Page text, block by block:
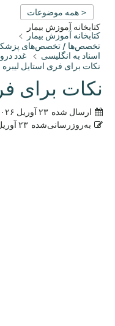
< همه موضوعات
کتابخانه آموزش بیمار
کتابخانه آموزش بیمار
تخصص‌ها / تخصص‌های
اسناد به انگلیسی
غدد
نکات برای فری استایل لیبره
نکات برای
ارسال شده ۲۳ آوریل ۲۰۲۶
به‌روزرسانی‌شده ۲۳ آوریل ۲۰۲۶